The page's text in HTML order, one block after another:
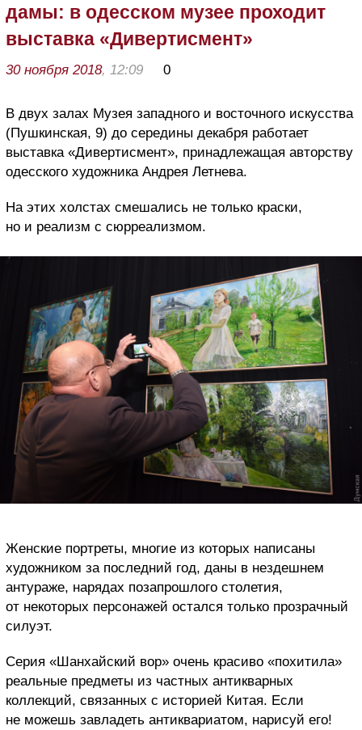
дамы: в одесском музее проходит
выставка «Дивертисмент»
30 ноября 2018, 12:09 0
В двух залах Музея западного и восточного искусства
(Пушкинская, 9) до середины декабря работает
выставка «Дивертисмент», принадлежащая авторству
одесского художника Андрея Летнева.
На этих холстах смешались не только краски,
но и реализм с сюрреализмом.
Женские портреты, многие из которых написаны
художником за последний год, даны в нездешнем
антураже, нарядах позапрошлого столетия,
от некоторых персонажей остался только прозрачный
силуэт.
Серия «Шанхайский вор» очень красиво «похитила»
реальные предметы из частных антикварных
коллекций, связанных с историей Китая. Если
не можешь завладеть антиквариатом, нарисуй его!